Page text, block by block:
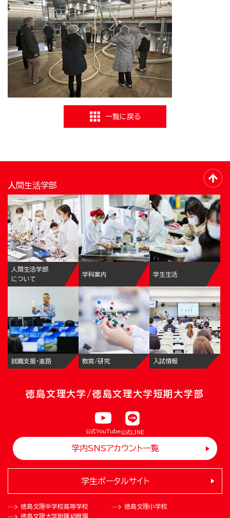
一覧に戻る
人間生活学部
人間生活学部
について
学科案内 学生生活
就職支援・進路 教育/研究 入試情報
徳島文理大学/徳島文理大学短期大学部
公式YouTube公式LINE
学内SNSアカウント一覧
徳島文理中学校高等学校
徳島文理小学校
徳島文理大学附属幼稚園
学生ポータルサイト